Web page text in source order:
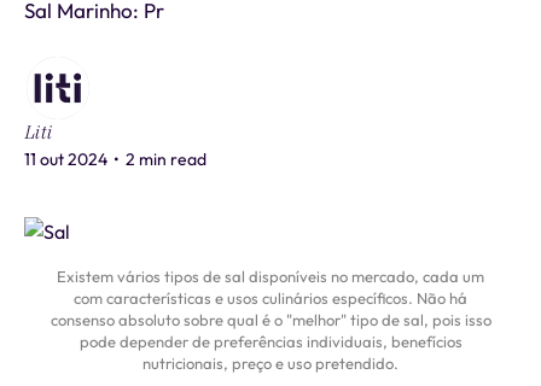
Sal Marinho: Pr
Liti
11 out 2024 • 2 min read
Existem vários tipos de sal disponíveis no mercado, cada um
com características e usos culinários específicos. Não há
consenso absoluto sobre qual é o "melhor" tipo de sal, pois isso
pode depender de preferências individuais, benefícios
nutricionais, preço e uso pretendido.